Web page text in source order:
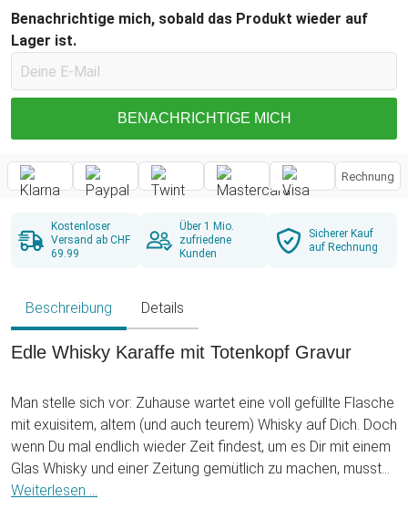
Benachrichtige mich, sobald das Produkt wieder auf
Lager ist.
BENACHRICHTIGE MICH
Rechnung
Kostenloser
Versand ab CHF
69.99
Über 1 Mio.
zufriedene
Kunden
Sicherer Kauf
auf Rechnung
Beschreibung Details
Edle Whisky Karaffe mit Totenkopf Gravur
Man stelle sich vor: Zuhause wartet eine voll gefüllte Flasche
mit exuisitem, altem (und auch teurem) Whisky auf Dich. Doch
wenn Du mal endlich wieder Zeit findest, um es Dir mit einem
Glas Whisky und einer Zeitung gemütlich zu machen, musst
Du feststellen, dass da kaum noch was drin ist. Ärgerlich,
Weiterlesen ...